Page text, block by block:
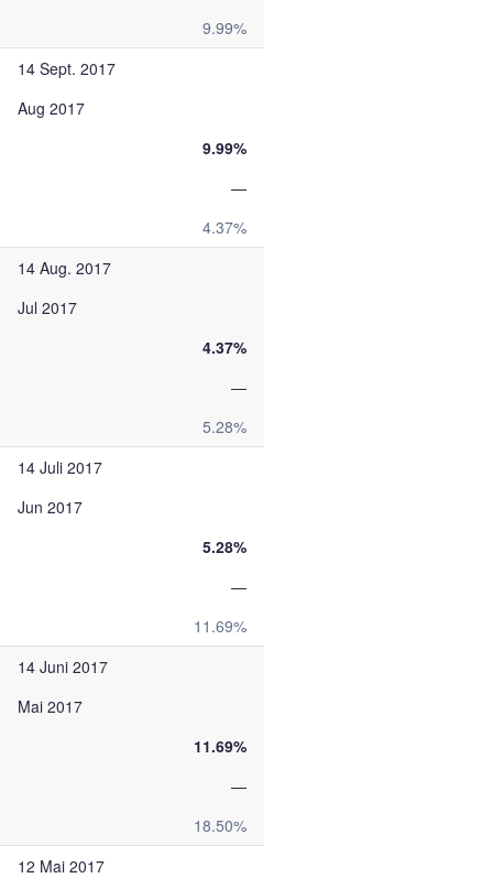
9.99%
14 Sept. 2017
Aug 2017
9.99%
—
4.37%
14 Aug. 2017
Jul 2017
4.37%
—
5.28%
14 Juli 2017
Jun 2017
5.28%
—
11.69%
14 Juni 2017
Mai 2017
11.69%
—
18.50%
12 Mai 2017